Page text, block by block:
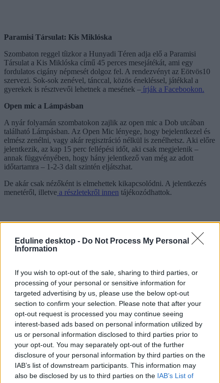
Eduline desktop - Do Not Process My Personal
Information
If you wish to opt-out of the sale, sharing to third parties, or
processing of your personal or sensitive information for
targeted advertising by us, please use the below opt-out
section to confirm your selection. Please note that after your
opt-out request is processed you may continue seeing
interest-based ads based on personal information utilized by
us or personal information disclosed to third parties prior to
your opt-out. You may separately opt-out of the further
disclosure of your personal information by third parties on the
IAB’s list of downstream participants. This information may
also be disclosed by us to third parties on the IAB’s List of
Paramisi Társulat: Kis Miklóska
Szombaton reggel tíizkor a Hunyadi Téren adja elő a Paramisi
Társulat a Kis Miklóska című 45 perces mesejátékát, ami egy
fordulatos cigány népmesét dolgoz fel. A rendezvényt az Eötvös10
szervezi. Sok-sok zenével, tánccal, közös énekléssel, játékkal a
gyerekek is résztvevői lehetnek a mesének – írják a Facebookon.
Open mic a Lámpásban
A nyár folyamán szombatokon zajlik az open mic a Dob utcában
található Lámpásban. Az Open Mic lényege, hogy bejelentkezel és
elmész zenélni, vagy akár regisztráció nélkül is zenélhetsz. Aki előre
jelentkezik, az kap 15 perc fellépési időt, aki csak megjelenik –
annak függvényében, hogy hány jelentkező van még az adott
időtartamra – 1-2-3 dalt szintén eljátszhat.
De akár csak nézőként is elmehettek kikapcsolódni. A jelentkezés
menetéről, illetve a részletekről innen tájékozódhattok.